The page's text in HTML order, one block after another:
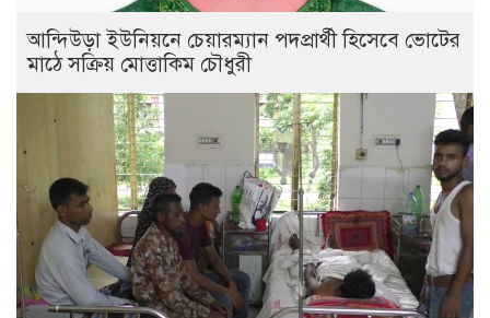
আন্দিউড়া ইউনিয়নে চেয়ারম্যান পদপ্রার্থী হিসেবে ভোটের
মাঠে সক্রিয় মোত্তাকিম চৌধুরী